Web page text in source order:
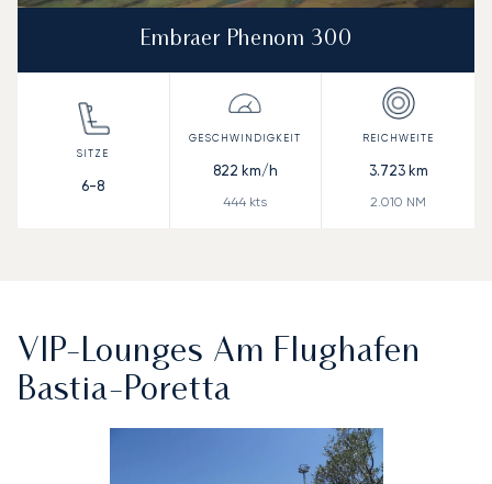
Embraer Phenom 300
6-8
822 km/h
444 kts
3.723km
2.010 NM
VIP-Lounges Am Flughafen
Bastia-Poretta